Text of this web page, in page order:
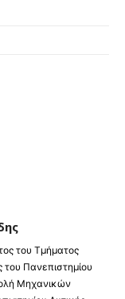
του Τμήματος
του Πανεπιστημίου
Μηχανικών